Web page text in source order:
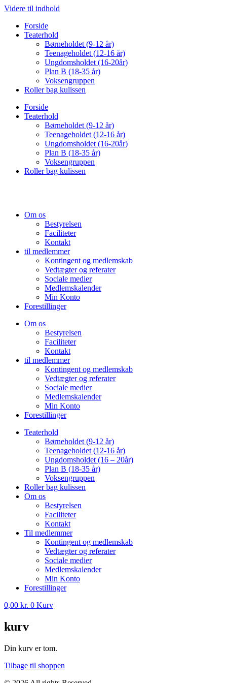
Videre til indhold
Forside
Teaterhold
Børneholdet (9-12 år)
Teenageholdet (12-16 år)
Ungdomsholdet (16-20år)
Plan B (18-35 år)
Voksengruppen
Roller bag kulissen
Forside
Teaterhold
Børneholdet (9-12 år)
Teenageholdet (12-16 år)
Ungdomsholdet (16-20år)
Plan B (18-35 år)
Voksengruppen
Roller bag kulissen
Om os
Bestyrelsen
Faciliteter
Kontakt
til medlemmer
Kontingent og medlemskab
Vedtægter og referater
Sociale medier
Medlemskalender
Min Konto
Forestillinger
Om os
Bestyrelsen
Faciliteter
Kontakt
til medlemmer
Kontingent og medlemskab
Vedtægter og referater
Sociale medier
Medlemskalender
Min Konto
Forestillinger
Teaterhold
Børneholdet (9-12 år)
Teenageholdet (12-16 år)
Ungdomsholdet (16 – 20år)
Plan B (18-35 år)
Voksengruppen
Roller bag kulissen
Om os
Bestyrelsen
Faciliteter
Kontakt
Til medlemmer
Kontingent og medlemskab
Vedtægter og referater
Sociale medier
Medlemskalender
Min Konto
Forestillinger
0,00 kr. 0 Kurv
kurv
Din kurv er tom.
Tilbage til shoppen